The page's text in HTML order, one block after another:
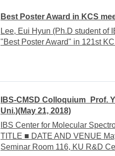
Best Poster Award in KCS
Lee, Eui Hyun (Ph.D student of
"Best Poster Award" in 121st
IBS-CMSD Colloquium_Prof.
Uni.)(May 21, 2018)
IBS Center for Molecular
TITLE ■ DATE AND VENUE
Seminar Room 116, KU R&D